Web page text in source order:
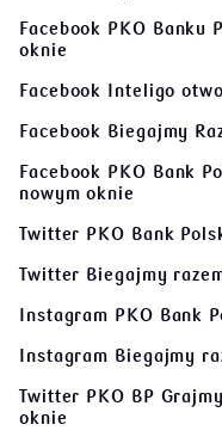
Facebook PKO Banku
oknie
Facebook Inteligo
Facebook Biegajmy
Facebook PKO Bank
nowym oknie
Twitter PKO Bank
Twitter Biegajmy
Instagram PKO Bank
Instagram Biegajmy
Twitter PKO BP
oknie